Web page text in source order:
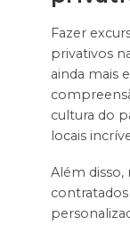
Fazer
privativos
ainda mais
cultura do
locais
Além disso,